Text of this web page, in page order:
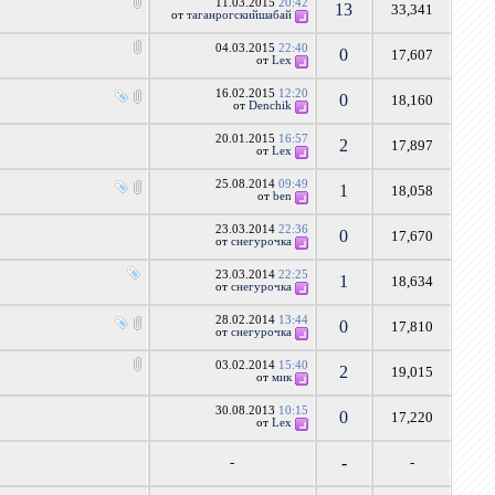
11.03.2015 20:42
оттаганрогскийшабай 13 33,341
04.03.201522:40
отLex 0 17,607
16.02.2015 12:20
отDenchik 0 18,160
20.01.2015 16:57
отLex 2 17,897
25.08.201409:49
отben 1 18,058
23.03.201422:36
отснегурочка 0 17,670
23.03.201422:25
отснегурочка 1 18,634
28.02.2014 13:44
отснегурочка 0 17,810
03.02.2014 15:40
отмик 2 19,015
30.08.2013 10:15
отLex 0 17,220
- - -